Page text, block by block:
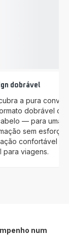
dobrável
a pura
dobrável do
— para uma
sem esforço,
confortável e
para viagens.
num